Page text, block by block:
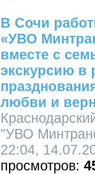
В Сочи
«УВО
вместе с
экскурсию в
любви и
"УВО
22:04,